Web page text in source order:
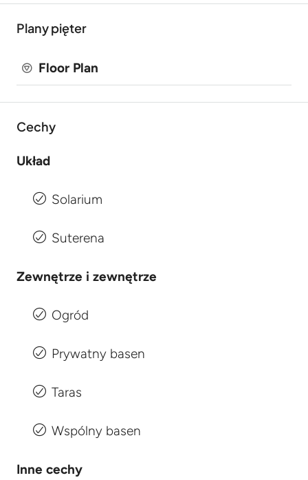
Plany pięter
Floor Plan
Cechy
Układ
Solarium
Suterena
Zewnętrze i zewnętrze
Ogród
Prywatny basen
Taras
Wspólny basen
Inne cechy